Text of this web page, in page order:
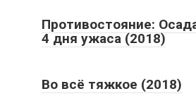
Противостояние:
4 дня ужаса (2018)
Во всё тяжкое (2018)